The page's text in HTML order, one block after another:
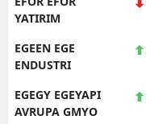
YATIRIM
EGEEN EGE
ENDUSTRI
EGEGY EGEYAPI
AVRUPA GMYO